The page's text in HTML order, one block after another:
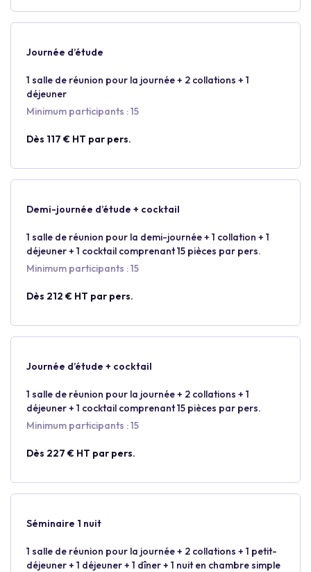
Journée d’étude
1 salle de réunion pour la journée + 2 collations + 1
déjeuner
Minimum participants : 15
Dès 117 € HT par pers.
Demi-journée d’étude + cocktail
1 salle de réunion pour la demi-journée + 1 collation + 1
déjeuner + 1 cocktail comprenant 15 pièces par pers.
Minimum participants : 15
Dès 212 € HT par pers.
Journée d’étude + cocktail
1 salle de réunion pour la journée + 2 collations + 1
déjeuner + 1 cocktail comprenant 15 pièces par pers.
Minimum participants : 15
Dès 227 € HT par pers.
Séminaire 1 nuit
1 salle de réunion pour la journée + 2 collations + 1 petit-
déjeuner + 1 déjeuner + 1 dîner + 1 nuit en chambre simple